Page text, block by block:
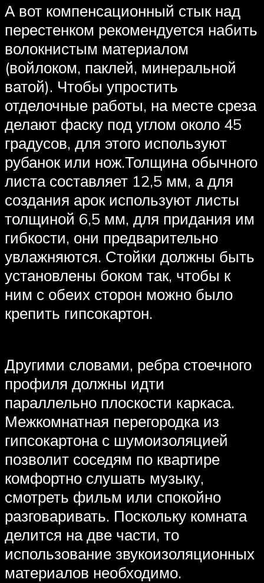
А вот компенсационный стык над
перестенком рекомендуется набить
волокнистым материалом
(войлоком, паклей, минеральной
ватой). Чтобы упростить
отделочные работы, на месте среза
делают фаску под углом около 45
градусов, для этого используют
рубанок или нож.Толщина обычного
листа составляет 12,5 мм, а для
создания арок используют листы
толщиной 6,5 мм, для придания им
гибкости, они предварительно
увлажняются. Стойки должны быть
установлены боком так, чтобы к
ним с обеих сторон можно было
крепить гипсокартон.
Другими словами, ребра стоечного
профиля должны идти
параллельно плоскости каркаса.
Межкомнатная перегородка из
гипсокартона с шумоизоляцией
позволит соседям по квартире
комфортно слушать музыку,
смотреть фильм или спокойно
разговаривать. Поскольку комната
делится на две части, то
использование звукоизоляционных
материалов необходимо.